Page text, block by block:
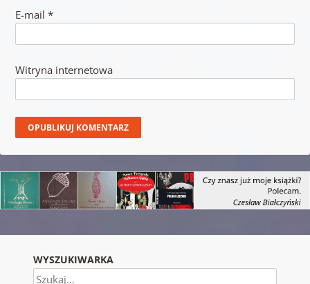
E-mail *
Witryna internetowa
WYSZUKIWARKA
Szukaj